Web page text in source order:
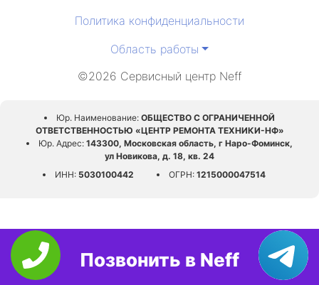
Политика конфиденциальности
Область работы
©2026 Сервисный центр Neff
Юр. Наименование: ОБЩЕСТВО С ОГРАНИЧЕННОЙ
ОТВЕТСТВЕННОСТЬЮ «ЦЕНТР РЕМОНТА ТЕХНИКИ-НФ»
Юр. Адрес: 143300, Московская область, г Наро-Фоминск,
ул Новикова, д. 18, кв. 24
ИНН:5030100442 ОГРН:1215000047514
Позвонить в Neff